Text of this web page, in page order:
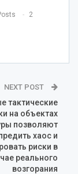
2
NEXT POST
тактические
на объектах
позволяют
хаос и
риски в
реального
возгорания